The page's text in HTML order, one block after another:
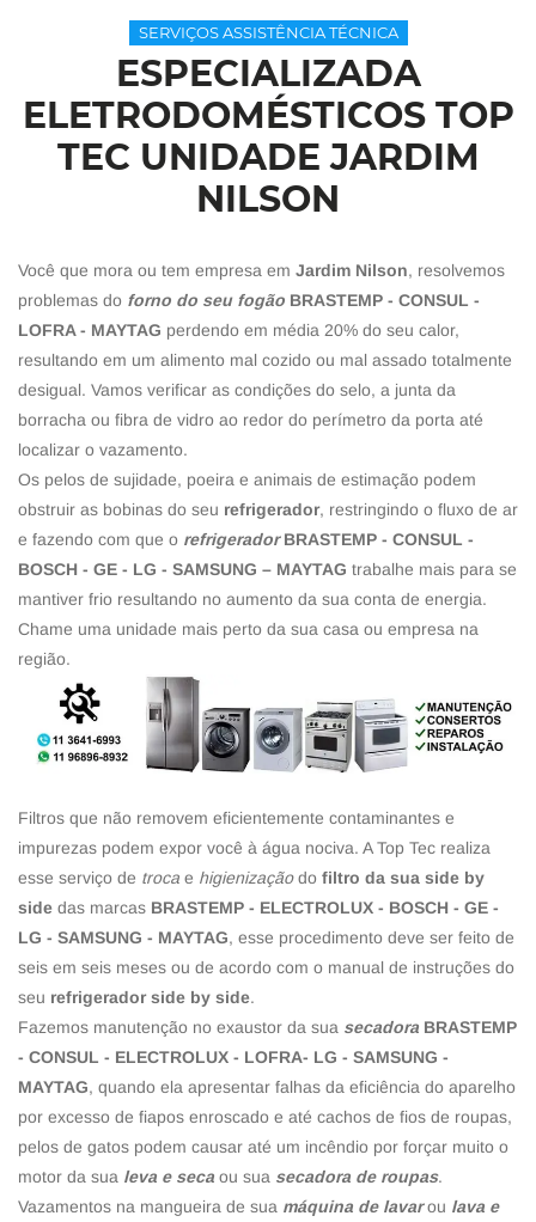
SERVIÇOS ASSISTÊNCIA TÉCNICA
ESPECIALIZADA
ELETRODOMÉSTICOS TOP
TEC UNIDADE JARDIM
NILSON
Você que mora ou tem empresa em Jardim Nilson, resolvemos
problemas do forno do seu fogão BRASTEMP - CONSUL -
LOFRA - MAYTAG perdendo em média 20% do seu calor,
resultando em um alimento mal cozido ou mal assado totalmente
desigual. Vamos verificar as condições do selo, a junta da
borracha ou fibra de vidro ao redor do perímetro da porta até
localizar o vazamento.
Os pelos de sujidade, poeira e animais de estimação podem
obstruir as bobinas do seu refrigerador, restringindo o fluxo de ar
e fazendo com que o refrigerador BRASTEMP - CONSUL -
BOSCH - GE - LG - SAMSUNG – MAYTAG trabalhe mais para se
mantiver frio resultando no aumento da sua conta de energia.
Chame uma unidade mais perto da sua casa ou empresa na
região.
Filtros que não removem eficientemente contaminantes e
impurezas podem expor você à água nociva. A Top Tec realiza
esse serviço de troca e higienizaçãodo filtro da sua side by
side das marcas BRASTEMP - ELECTROLUX - BOSCH - GE -
LG - SAMSUNG - MAYTAG, esse procedimento deve ser feito de
seis em seis meses ou de acordo com o manual de instruções do
seu refrigerador side by side.
Fazemos manutenção no exaustor da sua secadora BRASTEMP
- CONSUL - ELECTROLUX - LOFRA- LG - SAMSUNG -
MAYTAG, quando ela apresentar falhas da eficiência do aparelho
por excesso de fiapos enroscado e até cachos de fios de roupas,
pelos de gatos podem causar até um incêndio por forçar muito o
motor da sua leva e seca ou sua secadora de roupas.
Vazamentos na mangueira de sua máquina de lavarou lava e